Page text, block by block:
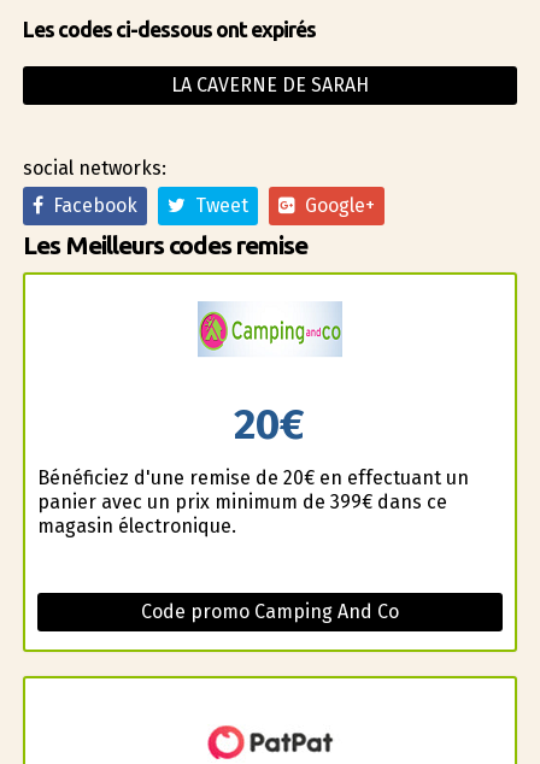
Les codes ci-dessous ont expirés
LA CAVERNE DE SARAH
social networks:
Facebook
Tweet Google+
Les Meilleurs codes remise
20€
Bénéficiez d'une remise de 20€ en effectuant un
panier avec un prix minimum de 399€ dans ce
magasin électronique.
Code promo Camping And Co